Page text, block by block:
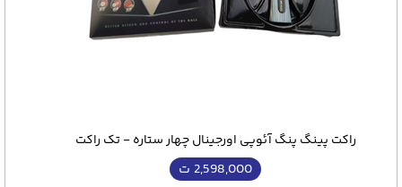
راکت پینگ پنگ آئوپی اورجینال چهار ستاره - تک راکت
2,598,000 ت